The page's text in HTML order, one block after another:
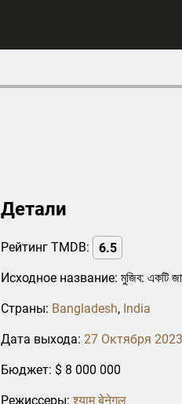
Детали
Рейтинг TMDB: 6.5
Исходное название: মুজিব: একটি
Страны: Bangladesh, India
Дата выхода: 27 Октября 2023
Бюджет: $ 8 000 000
Режиссеры:श्याम बेनेगल